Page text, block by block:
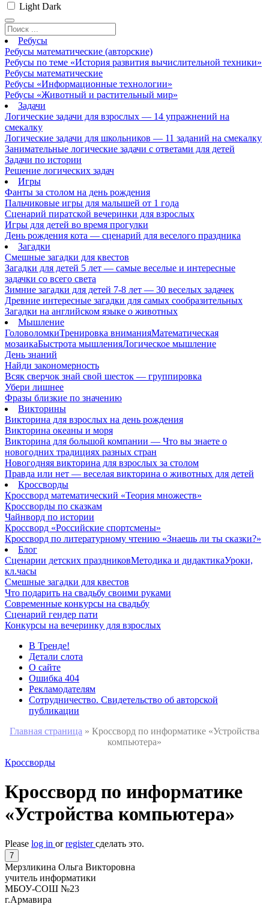
Light Dark
Ребусы
Ребусы математические (авторские)
Ребусы по теме «История развития вычислительной техники»
Ребусы математические
Ребусы «Информационные технологии»
Ребусы «Животный и растительный мир»
Задачи
Логические задачи для взрослых — 14 упражнений на
смекалку
Логические задачи для школьников — 11 заданий на смекалку
Занимательные логические задачи с ответами для детей
Задачи по истории
Решение логических задач
Игры
Фанты за столом на день рождения
Пальчиковые игры для малышей от 1 года
Сценарий пиратской вечеринки для взрослых
Игры для детей во время прогулки
День рождения кота — сценарий для веселого праздника
Загадки
Смешные загадки для квестов
Загадки для детей 5 лет — самые веселые и интересные
задачки со всего света
Зимние загадки для детей 7-8 лет — 30 веселых задачек
Древние интересные загадки для самых сообразительных
Загадки на английском языке о животных
Мышление
ГоловоломкиТренировка вниманияМатематическая
мозаикаБыстрота мышленияЛогическое мышление
День знаний
Найди закономерность
Всяк сверчок знай свой шесток — группировка
Убери лишнее
Фразы близкие по значению
Викторины
Викторина для взрослых на день рождения
Викторина океаны и моря
Викторина для большой компании — Что вы знаете о
новогодних традициях разных стран
Новогодняя викторина для взрослых за столом
Правда или нет — веселая викторина о животных для детей
Кроссворды
Кроссворд математический «Теория множеств»
Кроссворды по сказкам
Чайнворд по истории
Кроссворд «Российские спортсмены»
Кроссворд по литературному чтению «Знаешь ли ты сказки?»
Блог
Сценарии детских праздниковМетодика и дидактикаУроки,
кл.часы
Смешные загадки для квестов
Что подарить на свадьбу своими руками
Современные конкурсы на свадьбу
Сценарий гендер пати
Конкурсы на вечеринку для взрослых
В Тренде!
Детали слота
О сайте
Ошибка 404
Рекламодателям
Сотрудничество. Свидетельство об авторской
публикации
Главная страница » Кроссворд по информатике «Устройства
компьютера»
Кроссворды
Кроссворд по информатике
«Устройства компьютера»
Please log in orregisterсделать это.
7
Мерзликина Ольга Викторовна
учитель информатики
МБОУ-СОШ №23
г.Армавира